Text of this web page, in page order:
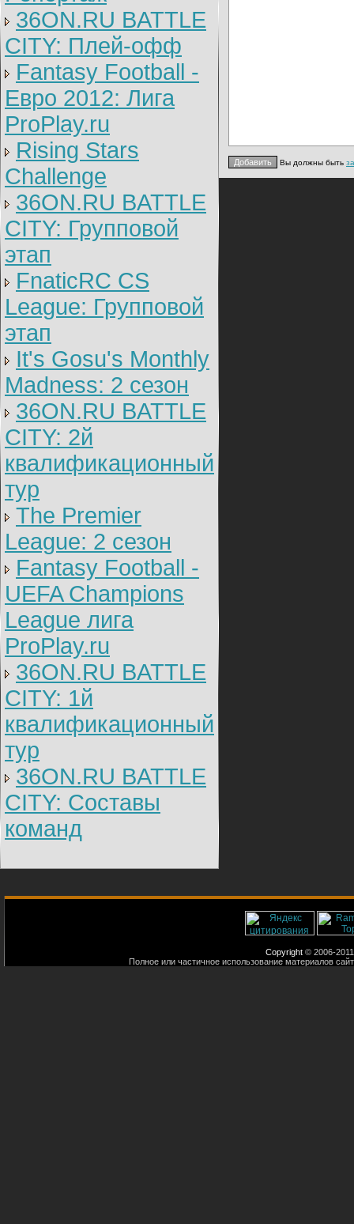
36ON.RU BATTLE
CITY: Плей-офф
Fantasy Football -
Евро 2012: Лига
ProPlay.ru
Rising Stars
Challenge
36ON.RU BATTLE
CITY: Групповой
этап
FnaticRC CS
League: Групповой
этап
It's Gosu's Monthly
Madness: 2 сезон
36ON.RU BATTLE
CITY: 2й
квалификационный
тур
The Premier
League: 2 cезон
Fantasy Football -
UEFA Champions
League лига
ProPlay.ru
36ON.RU BATTLE
CITY: 1й
квалификационный
тур
36ON.RU BATTLE
CITY: Составы
команд
Вы должны быть
Copyright © 2006-
Полное или частичное использование материалов